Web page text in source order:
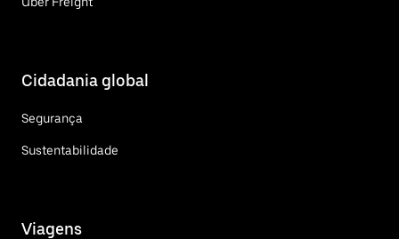
Cidadania global
Segurança
Sustentabilidade
Viagens